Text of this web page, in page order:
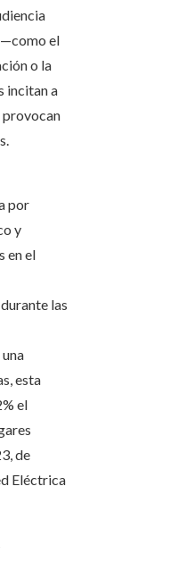
el
o la
incitan a
provocan
por
y
en el
las
esta
el
de
Eléctrica